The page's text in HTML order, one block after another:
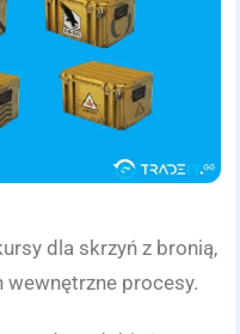
dla skrzyń z bronią,
wewnętrzne procesy.